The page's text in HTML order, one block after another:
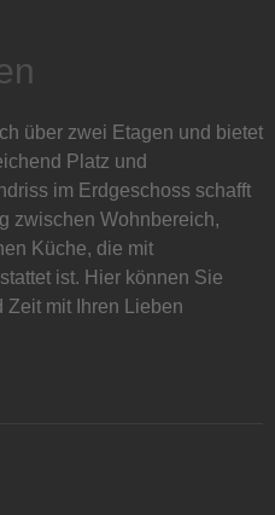
über zwei Etagen und bietet
Platz und
im Erdgeschoss schafft
zwischen Wohnbereich,
Küche, die mit
ist. Hier können Sie
Zeit mit Ihren Lieben